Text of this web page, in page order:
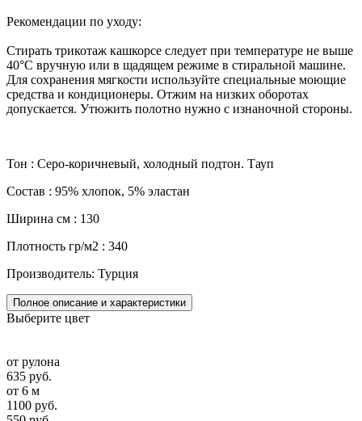
Рекомендации по уходу:
Стирать трикотаж кашкорсе следует при температуре не выше
40°С вручную или в щадящем режиме в стиральной машине.
Для сохранения мягкости используйте специальные моющие
средства и кондиционеры. Отжим на низких оборотах
допускается. Утюжить полотно нужно с изнаночной стороны.
Тон : Серо-коричневый, холодный подтон. Тауп
Состав : 95% хлопок, 5% эластан
Ширина см : 130
Плотность гр/м2 : 340
Производитель: Турция
Полное описание и характеристики
Выберите цвет
от рулона
635 руб.
от 6 м
1100 руб.